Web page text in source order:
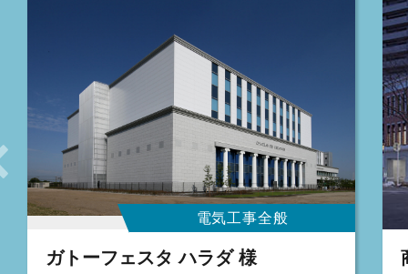
電気工事全般
ガトーフェスタ ハラダ 様